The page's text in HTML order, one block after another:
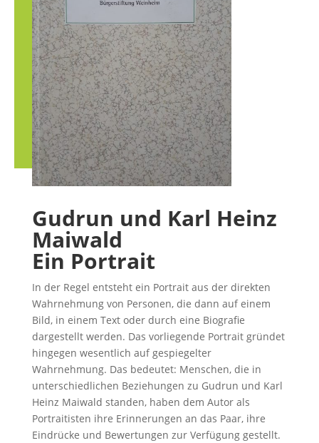
Gudrun und Karl Heinz
Maiwald
Ein Portrait
In der Regel entsteht ein Portrait aus der direkten
Wahrnehmung von Personen, die dann auf einem
Bild, in einem Text oder durch eine Biografie
dargestellt werden. Das vorliegende Portrait gründet
hingegen wesentlich auf gespiegelter
Wahrnehmung. Das bedeutet: Menschen, die in
unterschiedlichen Beziehungen zu Gudrun und Karl
Heinz Maiwald standen, haben dem Autor als
Portraitisten ihre Erinnerungen an das Paar, ihre
Eindrücke und Bewertungen zur Verfügung gestellt.